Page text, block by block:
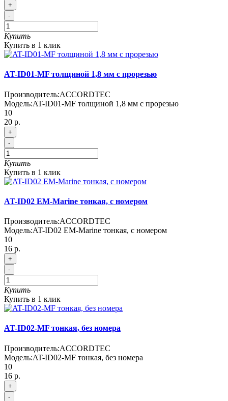
+
-
Купить
Купить в 1 клик
AT-ID01-MF толщиной 1,8 мм с прорезью
Производитель:ACCORDTEC
Модель:AT-ID01-MF толщиной 1,8 мм с прорезью
10
20 р.
+
-
Купить
Купить в 1 клик
AT-ID02 EM-Marine тонкая, с номером
Производитель:ACCORDTEC
Модель:AT-ID02 EM-Marine тонкая, с номером
10
16 р.
+
-
Купить
Купить в 1 клик
AT-ID02-MF тонкая, без номера
Производитель:ACCORDTEC
Модель:AT-ID02-MF тонкая, без номера
10
16 р.
+
-